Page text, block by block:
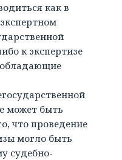
как в
к экспертизе
обладающие
может быть
что проведение
могло быть
судебно-